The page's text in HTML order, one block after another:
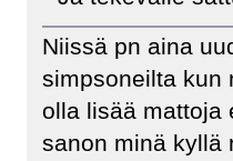
Niissä pn aina
simpsoneilta kun
olla lisää mattoja
sanon minä kyllä